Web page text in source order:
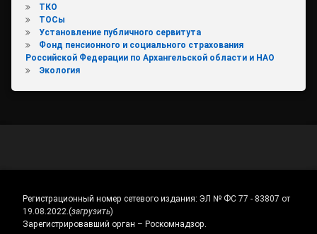
ТКО
ТОСы
Установление публичного сервитута
Фонд пенсионного и социального страхования
Российской Федерации по Архангельской области и НАО
Экология
Регистрационный номер сетевого издания: ЭЛ № ФС 77 - 83807 от
19.08.2022.(загрузить)
Зарегистрировавший орган – Роскомнадзор.